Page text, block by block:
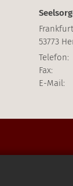
53773
Telefon:
Fax:
E-Mail: